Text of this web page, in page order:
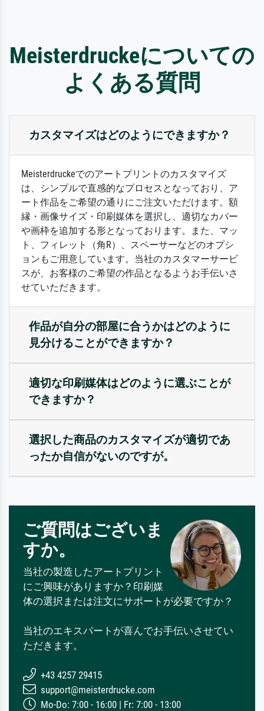
Meisterdruckeについての
よくある質問
カスタマイズはどのようにできますか？
Meisterdruckeでのアートプリントのカスタマイズ
は、シンプルで直感的なプロセスとなっており、ア
ート作品をご希望の通りにご注文いただけます。額
縁・画像サイズ・印刷媒体を選択し、適切なカバー
や画枠を追加する形となっております。また、マッ
ト、フィレット（角R）、スペーサーなどのオプシ
ョンもご用意しています。当社のカスタマーサービ
スが、お客様のご希望の作品となるようお手伝いさ
せていただきます。
作品が自分の部屋に合うかはどのように
見分けることができますか？
適切な印刷媒体はどのように選ぶことが
できますか？
選択した商品のカスタマイズが適切であ
ったか自信がないのですが。
ご質問はございま
すか。
当社の製造したアートプリント
にご興味がありますか？印刷媒
体の選択または注文にサポートが必要ですか？
当社のエキスパートが喜んでお手伝いさせてい
ただきます。
+43 4257 29415
support@meisterdrucke.com
Mo-Do: 7:00 - 16:00 | Fr: 7:00 - 13:00